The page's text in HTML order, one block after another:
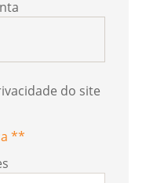
do site
**